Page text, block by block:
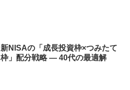
新NISAの「成長投資枠×つみたて
枠」配分戦略 — 40代の最適解